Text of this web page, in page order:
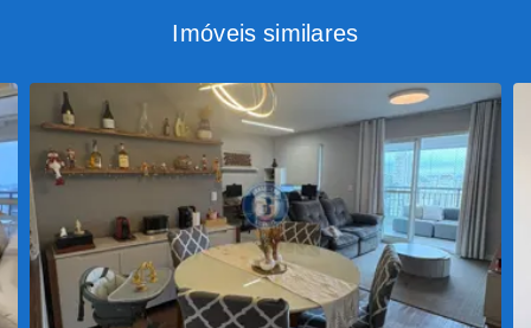
Imóveis similares